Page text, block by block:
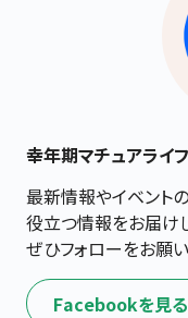
幸年期マチュアラ
最新情報やイベント
役立つ情報をお届け
ぜひフォローをお願い
Facebookを見る